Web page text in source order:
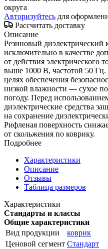
округа
Авторизуйтесь для
Рассчитать доставку
Описание
Резиновый диэлектрический
исключительно в качестве
от действия электрического
выше 1000 В, частотой 50 Гц.
целях обеспечения
низкой влажности — сухое
погоду. Перед
диэлектрические средства
на сохранение
Рифленая поверхность
от скольжения по коврику.
Подробнее
Характеристики
Описание
Отзывы
Таблица размеров
Характеристики
Стандарты и классы
Общие характеристики
Вид продукции
коврик
Ценовой сегмент Стандарт